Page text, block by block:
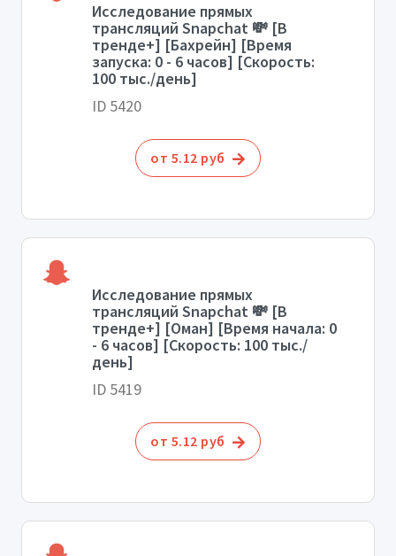
Исследование прямых
трансляций Snapchat 💸 [В
тренде+] [Бахрейн] [Время
запуска: 0 - 6 часов] [Скорость:
100 тыс./день]
ID 5420
от 5.12 руб
Исследование прямых
трансляций Snapchat 💸 [В
тренде+] [Оман] [Время начала: 0
- 6 часов] [Скорость: 100 тыс./
день]
ID 5419
от 5.12 руб